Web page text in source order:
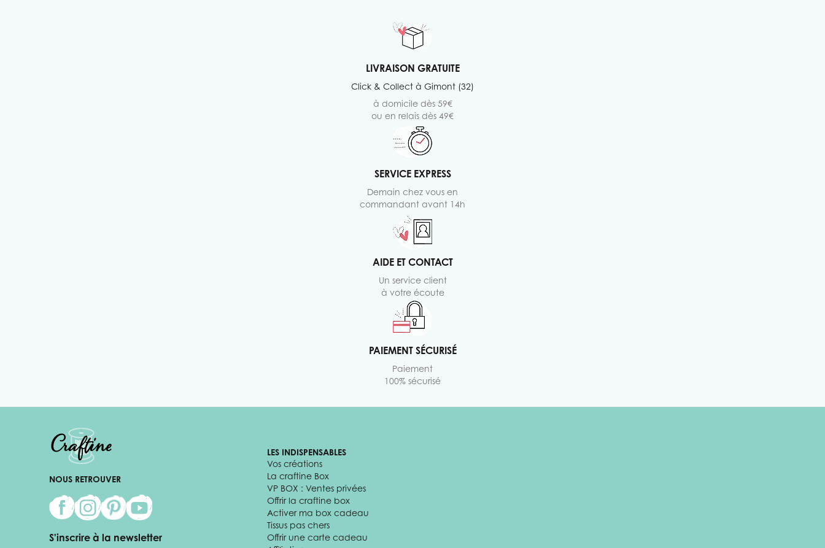
LIVRAISON GRATUITE
Click & Collect à Gimont (32)
à domicile dès 59€
ou en relais dès 49€
SERVICE EXPRESS
Demain chez vous en
commandant avant 14h
AIDE ET CONTACT
Un service client
à votre écoute
PAIEMENT SÉCURISÉ
Paiement
100% sécurisé
NOUS RETROUVER
S'inscrire à la newsletter
LES INDISPENSABLES
Vos créations
La craftine Box
VP BOX : Ventes privées
Offrir la craftine box
Activer ma box cadeau
Tissus pas chers
Offrir une carte cadeau